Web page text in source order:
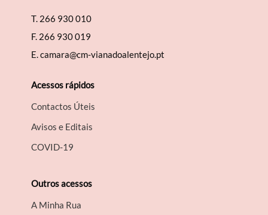
T. 266 930 010
F. 266 930 019
E.camara@cm-vianadoalentejo.pt
Acessos rápidos
Contactos Úteis
Avisos e Editais
COVID-19
Outros acessos
A Minha Rua